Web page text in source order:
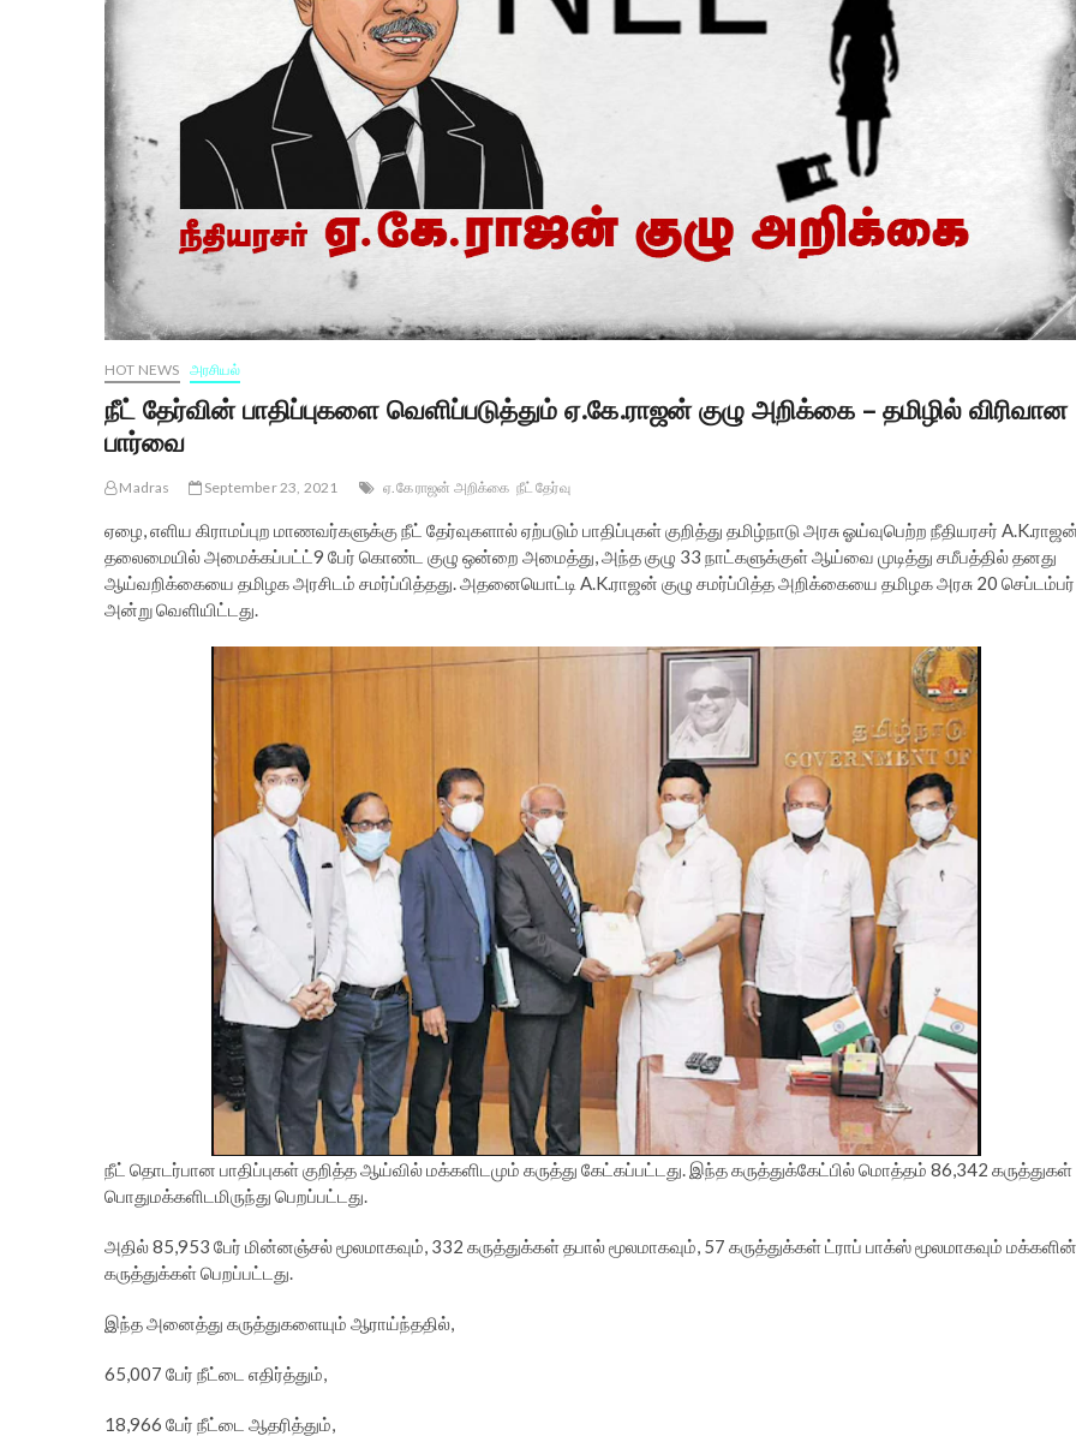
HOT NEWS அரசியல்
நீட் தேர்வின் பாதிப்புகளை வெளிப்படுத்தும் ஏ.கே.ராஜன் குழு அறிக்கை – தமிழில் விரிவான
பார்வை
Madras September 23, 2021 ஏ.கே ராஜன் அறிக்கை நீட் தேர்வு
ஏழை, எளிய கிராமப்புற மாணவர்களுக்கு நீட் தேர்வுகளால் ஏற்படும் பாதிப்புகள் குறித்து தமிழ்நாடு அரசு ஓய்வுபெற்ற நீதியரசர்
தலைமையில் அமைக்கப்பட்ட்9 பேர் கொண்ட குழு ஒன்றை அமைத்து, அந்த குழு 33 நாட்களுக்குள் ஆய்வை முடித்து சமீபத்தில் தனது
ஆய்வறிக்கையை தமிழக அரசிடம் சமர்ப்பித்தது. அதனையொட்டி A.K.ராஜன் குழு சமர்ப்பித்த அறிக்கையை தமிழக அரசு 20 செப்டம்பர்
அன்று வெளியிட்டது.
நீட் தொடர்பான பாதிப்புகள் குறித்த ஆய்வில் மக்களிடமும் கருத்து கேட்கப்பட்டது. இந்த கருத்துக்கேட்பில் மொத்தம் 86,342 கருத்துகள்
பொதுமக்களிடமிருந்து பெறப்பட்டது.
அதில் 85,953 பேர் மின்னஞ்சல் மூலமாகவும், 332 கருத்துக்கள் தபால் மூலமாகவும், 57 கருத்துக்கள் ட்ராப் பாக்ஸ் மூலமாகவும் மக்களின்
கருத்துக்கள் பெறப்பட்டது.
இந்த அனைத்து கருத்துகளையும் ஆராய்ந்ததில்,
65,007 பேர் நீட்டை எதிர்த்தும்,
18,966 பேர் நீட்டை ஆதரித்தும்,